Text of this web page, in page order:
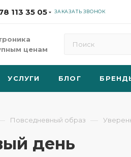
113 35 05 ЗАКАЗАТЬ ЗВОНОК
ценам
УСЛУГИ БЛОГ
Повседневный образ —
день